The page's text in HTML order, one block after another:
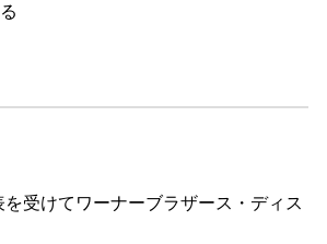
受けてワーナーブラザース・ディス